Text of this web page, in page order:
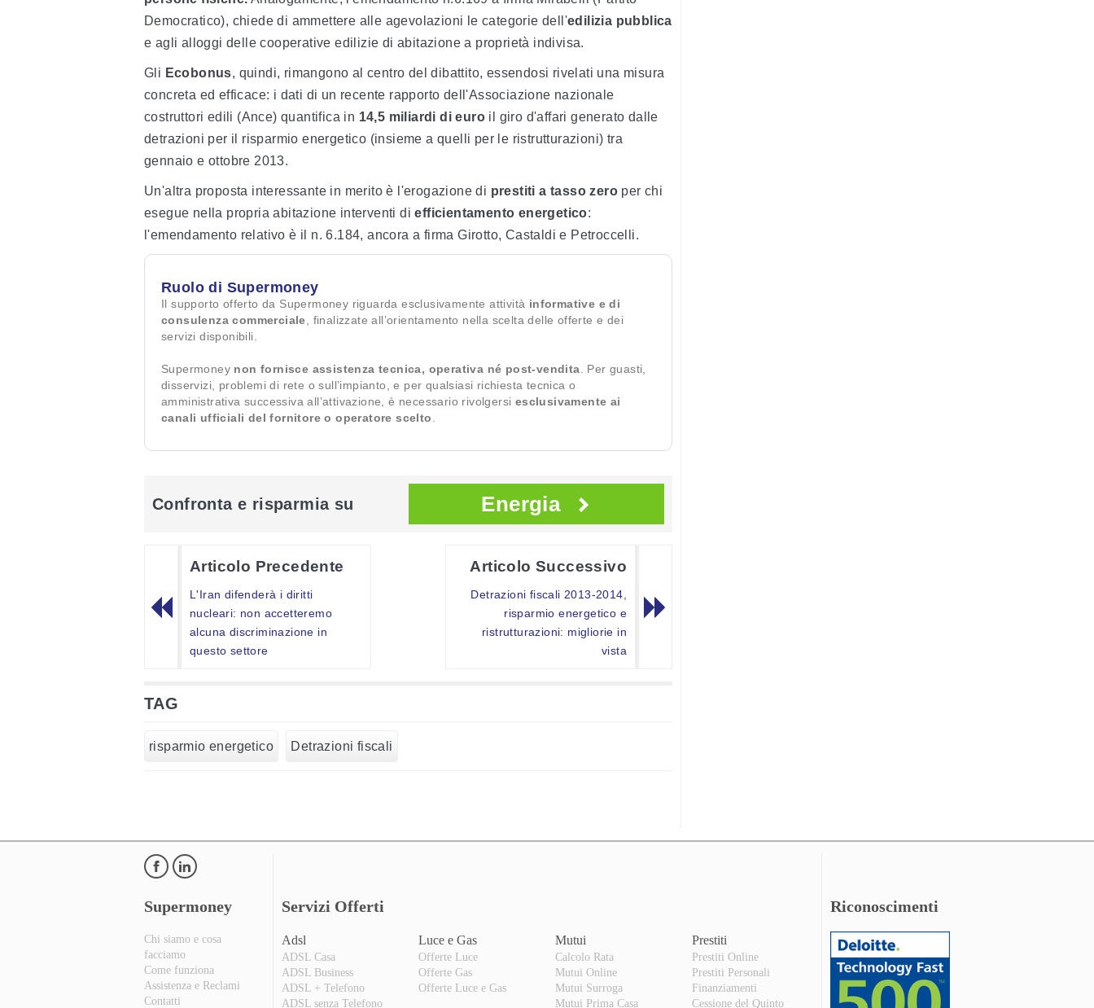
Democratico), chiede di ammettere alle agevolazioni le categorie dell'edilizia pubblica
e agli alloggi delle cooperative edilizie di abitazione a proprietà indivisa.
Gli Ecobonus, quindi, rimangono al centro del dibattito, essendosi rivelati una misura
concreta ed efficace: i dati di un recente rapporto dell'Associazione nazionale
costruttori edili (Ance) quantifica in 14,5 miliardi di euro il giro d'affari generato dalle
detrazioni per il risparmio energetico (insieme a quelli per le ristrutturazioni) tra
gennaio e ottobre 2013.
Un'altra proposta interessante in merito è l'erogazione di prestiti a tasso zero per chi
esegue nella propria abitazione interventi diefficientamento energetico:
l'emendamento relativo è il n. 6.184, ancora a firma Girotto, Castaldi e Petroccelli.
Ruolo di Supermoney
Il supporto offerto da Supermoney riguarda esclusivamente attività informative e di
consulenza commerciale , finalizzate all’orientamento nella scelta delle offerte e dei
servizi disponibili.
Supermoney non fornisce assistenza tecnica, operativa né post-vendita . Per guasti,
disservizi, problemi di rete o sull’impianto, e per qualsiasi richiesta tecnica o
amministrativa successiva all’attivazione, è necessario rivolgersi esclusivamente ai
canali ufficiali del fornitore o operatore scelto
Confronta e risparmia su Energia
Articolo Precedente
L'Iran difenderà i diritti
nucleari: non accetteremo
alcuna discriminazione in
questo settore
Articolo Successivo
Detrazioni fiscali 2013-2014,
risparmio energetico e
ristrutturazioni: migliorie in
vista
TAG
risparmio energetico Detrazioni fiscali
Supermoney
Chi siamo e cosa
facciamo
Come funziona
Assistenza e Reclami
Contatti
Servizi Offerti
Adsl
ADSL Casa
ADSL Business
ADSL + Telefono
ADSL senza Telefono
Luce e Gas
Offerte Luce
Offerte Gas
Offerte Luce e Gas
Mutui
Calcolo Rata
Mutui Online
Mutui Surroga
Mutui Prima Casa
Prestiti
Prestiti Online
Prestiti Personali
Finanziamenti
Cessione del Quinto
Riconoscimenti